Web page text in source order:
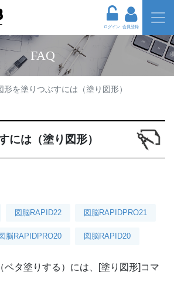
ログイン 会員登録
FAQ
形を塗りつぶすには（塗り図形）
には（塗り図形）
図脳RAPID22 図脳RAPIDPRO21
図脳RAPIDPRO20 図脳RAPID20
ベタ塗りする）には、[塗り図形]コマ